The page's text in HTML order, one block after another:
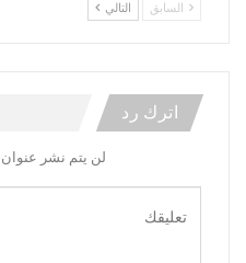
السابق التالي
اترك رد
لن يتم نشر عنوان